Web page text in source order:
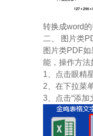
转换成word的
二、 图片类
图片类PDF
能，操作方法
1、点击眼精
2、在下拉菜
3、点击“添加